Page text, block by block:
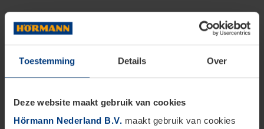
Toestemming Details Over
Deze website maakt gebruik van cookies
Hörmann Nederland B.V. maakt gebruik van cookies